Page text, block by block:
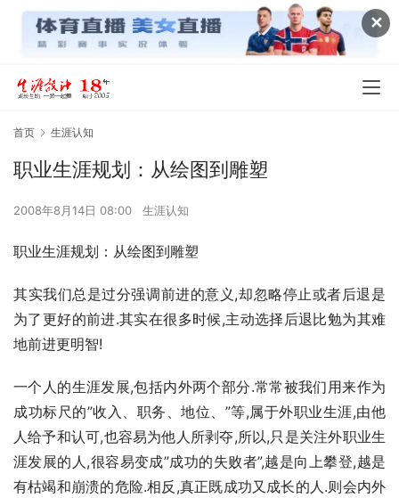
✕
首页 生涯认知
职业生涯规划：从绘图到雕塑
2008年8月14日 08:00 生涯认知
职业生涯规划：从绘图到雕塑
其实我们总是过分强调前进的意义,却忽略停止或者后退是
为了更好的前进.其实在很多时候,主动选择后退比勉为其难
地前进更明智!
一个人的生涯发展,包括内外两个部分.常常被我们用来作为
成功标尺的”收入、职务、地位、”等,属于外职业生涯,由他
人给予和认可,也容易为他人所剥夺,所以,只是关注外职业生
涯发展的人,很容易变成”成功的失败者”,越是向上攀登,越是
有枯竭和崩溃的危险.相反,真正既成功又成长的人.则会内外